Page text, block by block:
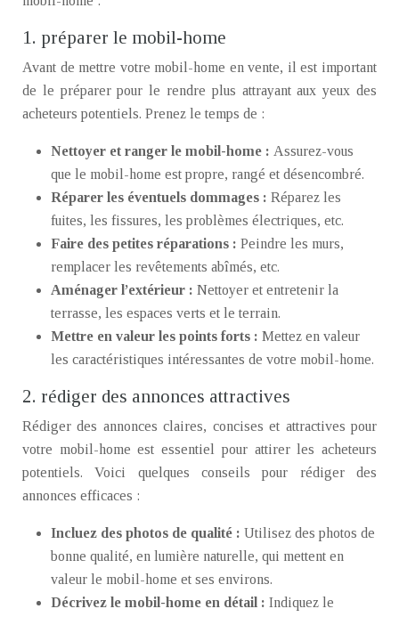
1. préparer le mobil-home
Avant de mettre votre mobil-home en vente, il est important
de le préparer pour le rendre plus attrayant aux yeux des
acheteurs potentiels. Prenez le temps de :
Nettoyer et ranger le mobil-home : Assurez-vous
que le mobil-home est propre, rangé et désencombré.
Réparer les éventuels dommages : Réparez les
fuites, les fissures, les problèmes électriques, etc.
Faire des petites réparations : Peindre les murs,
remplacer les revêtements abîmés, etc.
Aménager l’extérieur : Nettoyer et entretenir la
terrasse, les espaces verts et le terrain.
Mettre en valeur les points forts : Mettez en valeur
les caractéristiques intéressantes de votre mobil-home.
2. rédiger des annonces attractives
Rédiger des annonces claires, concises et attractives pour
votre mobil-home est essentiel pour attirer les acheteurs
potentiels. Voici quelques conseils pour rédiger des
annonces efficaces :
Incluez des photos de qualité : Utilisez des photos de
bonne qualité, en lumière naturelle, qui mettent en
valeur le mobil-home et ses environs.
Décrivez le mobil-home en détail : Indiquez le